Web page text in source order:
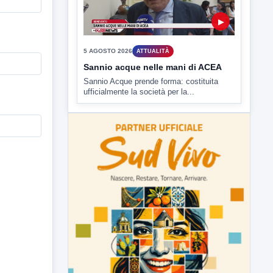
5 AGOSTO 2026 ATTUALITÀ
Sannio acque nelle mani di ACEA
Sannio Acque prende forma: costituita
ufficialmente la società per la...
ULTIMI VIDEO